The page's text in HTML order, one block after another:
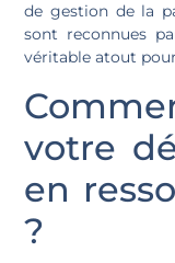
de gestion de la
sont reconnues
véritable atout
votre
en
?